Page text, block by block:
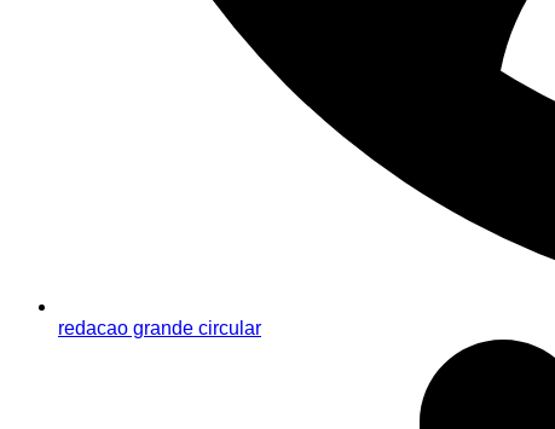
redacao grande circular